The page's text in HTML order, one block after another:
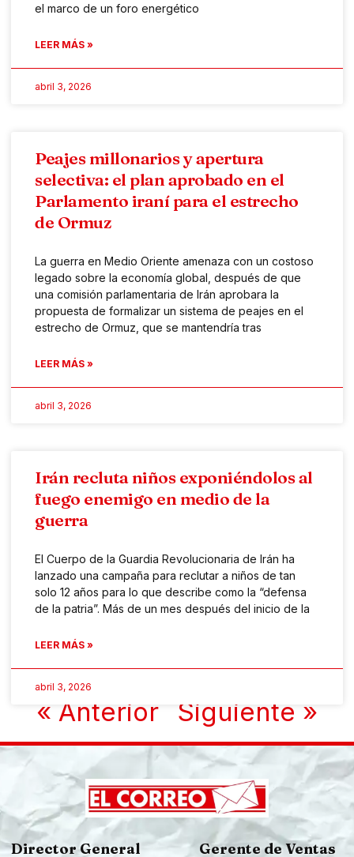
el marco de un foro energético
LEER MÁS »
abril 3, 2026
Peajes millonarios y apertura
selectiva: el plan aprobado en el
Parlamento iraní para el estrecho
de Ormuz
La guerra en Medio Oriente amenaza con un costoso
legado sobre la economía global, después de que
una comisión parlamentaria de Irán aprobara la
propuesta de formalizar un sistema de peajes en el
estrecho de Ormuz, que se mantendría tras
LEER MÁS »
abril 3, 2026
Irán recluta niños exponiéndolos al
fuego enemigo en medio de la
guerra
El Cuerpo de la Guardia Revolucionaria de Irán ha
lanzado una campaña para reclutar a niños de tan
solo 12 años para lo que describe como la “defensa
de la patria”. Más de un mes después del inicio de la
LEER MÁS »
abril 3, 2026
« Anterior Siguiente »
Director General Gerente de Ventas